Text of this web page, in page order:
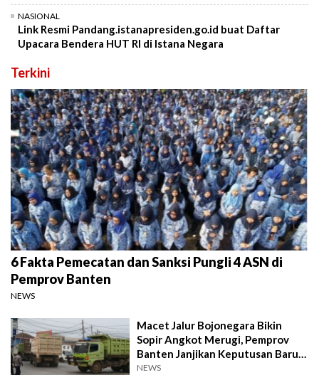
NASIONAL
Link Resmi Pandang.istanapresiden.go.id buat Daftar
Upacara Bendera HUT RI di Istana Negara
Terkini
6 Fakta Pemecatan dan Sanksi Pungli 4 ASN di
Pemprov Banten
NEWS
Macet Jalur Bojonegara Bikin
Sopir Angkot Merugi, Pemprov
Banten Janjikan Keputusan Baru 4
Hari Lagi
NEWS